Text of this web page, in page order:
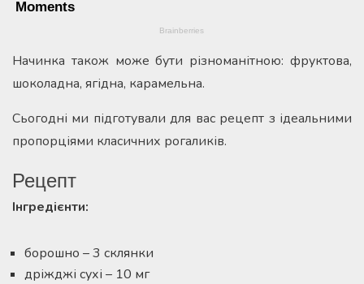
Начинка також може бути різноманітною: фруктова,
шоколадна, ягідна, карамельна.
Сьогодні ми підготували для вас рецепт з ідеальними
пропорціями класичних рогаликів.
Рецепт
Інгредієнти:
борошно – 3 склянки
дріжджі сухі – 10 мг